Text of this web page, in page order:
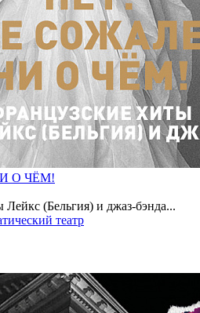
О ЧЁМ!
(Бельгия) и джаз-бэнда...
театр